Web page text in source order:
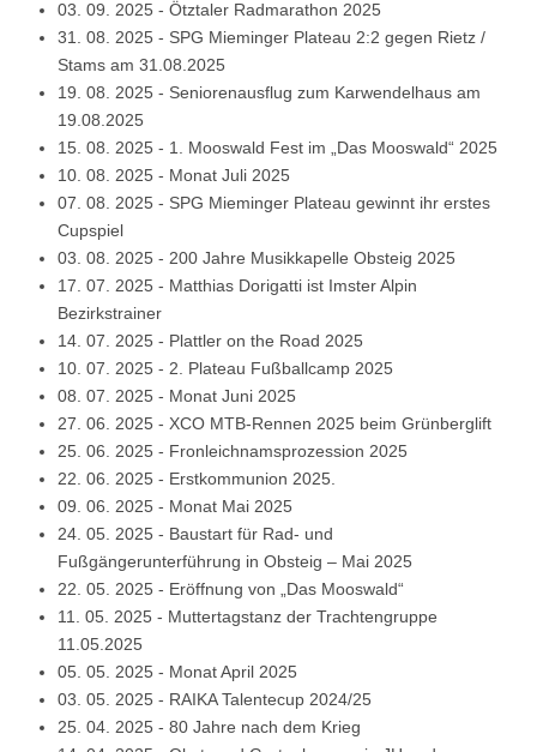
03. 09. 2025 - Ötztaler Radmarathon 2025
31. 08. 2025 - SPG Mieminger Plateau 2:2 gegen Rietz /
Stams am 31.08.2025
19. 08. 2025 - Seniorenausflug zum Karwendelhaus am
19.08.2025
15. 08. 2025 - 1. Mooswald Fest im „Das Mooswald“ 2025
10. 08. 2025 - Monat Juli 2025
07. 08. 2025 - SPG Mieminger Plateau gewinnt ihr erstes
Cupspiel
03. 08. 2025 - 200 Jahre Musikkapelle Obsteig 2025
17. 07. 2025 - Matthias Dorigatti ist Imster Alpin
Bezirkstrainer
14. 07. 2025 - Plattler on the Road 2025
10. 07. 2025 - 2. Plateau Fußballcamp 2025
08. 07. 2025 - Monat Juni 2025
27. 06. 2025 - XCO MTB-Rennen 2025 beim Grünberglift
25. 06. 2025 - Fronleichnamsprozession 2025
22. 06. 2025 - Erstkommunion 2025.
09. 06. 2025 - Monat Mai 2025
24. 05. 2025 - Baustart für Rad- und
Fußgängerunterführung in Obsteig – Mai 2025
22. 05. 2025 - Eröffnung von „Das Mooswald“
11. 05. 2025 - Muttertagstanz der Trachtengruppe
11.05.2025
05. 05. 2025 - Monat April 2025
03. 05. 2025 - RAIKA Talentecup 2024/25
25. 04. 2025 - 80 Jahre nach dem Krieg